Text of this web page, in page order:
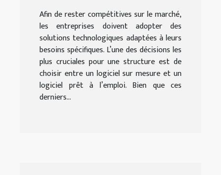
Afin de rester compétitives sur le marché,
les entreprises doivent adopter des
solutions technologiques adaptées à leurs
besoins spécifiques. L’une des décisions les
plus cruciales pour une structure est de
choisir entre un logiciel sur mesure et un
logiciel prêt à l’emploi. Bien que ces
derniers...